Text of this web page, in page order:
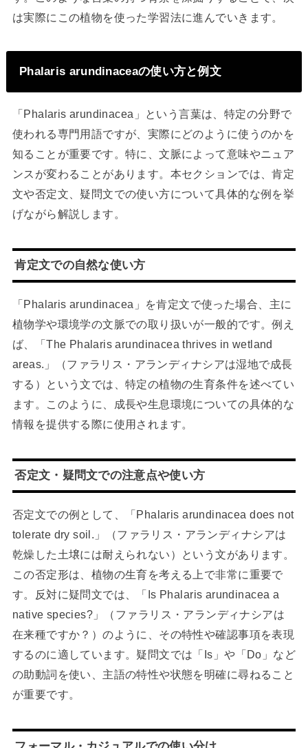
は実際にこの植物を使った学習法に進んでいきます。
Phalaris arundinaceaの使い方と例文
「Phalaris arundinacea」という言葉は、特定の分野で
使われる専門用語ですが、実際にどのように使うのかを
知ることが重要です。特に、文脈によって意味やニュア
ンスが変わることがあります。本セクションでは、肯定
文や否定文、疑問文での使い方について具体的な例を挙
げながら解説します。
肯定文での自然な使い方
「Phalaris arundinacea」を肯定文で使った場合、主に
植物学や環境学の文脈での取り扱いが一般的です。例え
ば、「The Phalaris arundinacea thrives in wetland
areas.」（ファラリス・アランディナシアは湿地で成長
する）という文では、特定の植物の生育条件を述べてい
ます。このように、成長や生息環境についての具体的な
情報を提供する際に使用されます。
否定文・疑問文での注意点や使い方
否定文での例として、「Phalaris arundinacea does not
tolerate dry soil.」（ファラリス・アランディナシアは
乾燥した土壌には耐えられない）という文があります。
この否定形は、植物の生育を考える上で非常に重要で
す。反対に疑問文では、「Is Phalaris arundinacea a
native species?」（ファラリス・アランディナシアは
在来種ですか？）のように、その特性や確認事項を表現
するのに適しています。疑問文では「Is」や「Do」など
の助動詞を使い、主語の特性や状態を明確に尋ねること
が重要です。